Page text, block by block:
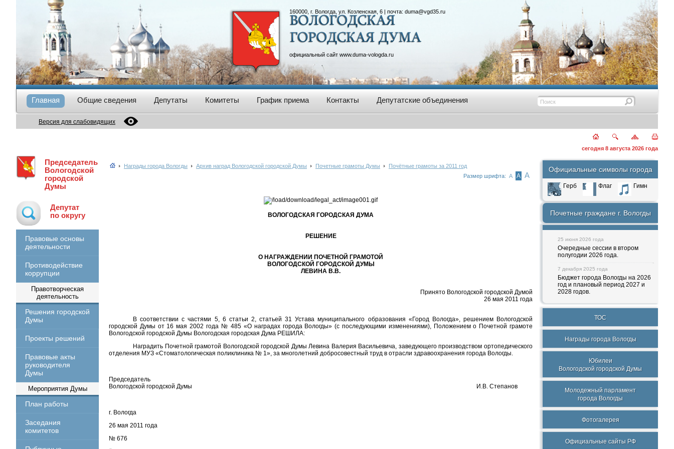
160000, г. Вологда, ул. Козленская, 6 | почта: duma@vgd35.ru
официальный сайт www.duma-vologda.ru
Главная Общие сведения Депутаты Комитеты График приема Контакты Депутатские объединения
Версия для слабовидящих
сегодня 8 августа 2026 года
Председатель
Вологодской
городской
Думы
Депутат
по округу
Правовые основы
деятельности
Противодействие
коррупции
Правотворческая
деятельность
Решения городской
Думы
Проекты решений
Правовые акты
руководителя
Думы
Мероприятия Думы
План работы
Заседания
комитетов
Награды города Вологды Архив наград Вологодской городской Думы Почетные грамоты Думы
Почётные грамоты за 2011 год
Размер шрифта: А А А
ВОЛОГОДСКАЯ ГОРОДСКАЯ ДУМА
РЕШЕНИЕ
О НАГРАЖДЕНИИ ПОЧЕТНОЙ ГРАМОТОЙ
ВОЛОГОДСКОЙ ГОРОДСКОЙ ДУМЫ
ЛЕВИНА В.В.
Принято Вологодской городской Думой
26 мая 2011 года
В соответствии с частями 5, 6 статьи 2, статьей 31 Устава муниципального образования «Город Вологда», решением Вологодской
городской Думы от 16 мая 2002 года № 485 «О наградах города Вологды» (с последующими изменениями), Положением о Почетной грамоте
Вологодской городской Думы Вологодская городская Дума РЕШИЛА:
Наградить Почетной грамотой Вологодской городской Думы Левина Валерия Васильевича, заведующего производством ортопедического
отделения МУЗ «Стоматологическая поликлиника № 1», за многолетний добросовестный труд в отрасли здравоохранения города Вологды.
Председатель
Вологодской городской Думы
И.В. Степанов
г. Вологда
26 мая 2011 года
№ 676
Официальные символы города
Герб Флаг Гимн
Почетные граждане г. Вологды
25 июня 2026 года
Очередные сессии в втором
полугодии 2026 года.
7 декабря 2025 года
Бюджет города Вологды на 2026
год и плановый период 2027 и
2028 годов.
ТОС
Награды города Вологды
Юбилеи
Вологодской городской Думы
Молодежный парламент
города Вологды
Фотогалерея
Официальные сайты РФ